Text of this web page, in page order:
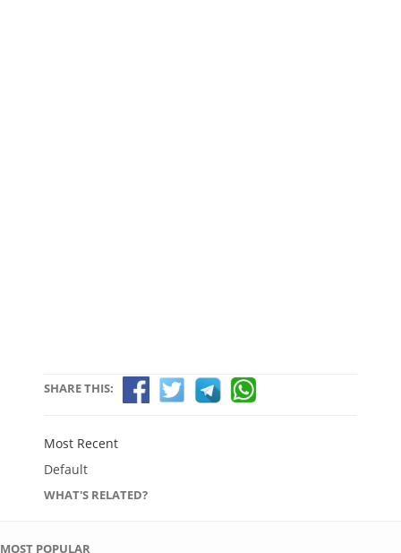
SHARE THIS:
Most Recent
Default
WHAT'S RELATED?
MOST POPULAR